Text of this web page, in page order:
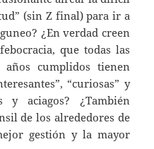
(sin Z final) para ir a
¿En verdad creen
que todas las
cumplidos tienen
“curiosas” y
y aciagos? ¿También
de los alrededores de
gestión y la mayor